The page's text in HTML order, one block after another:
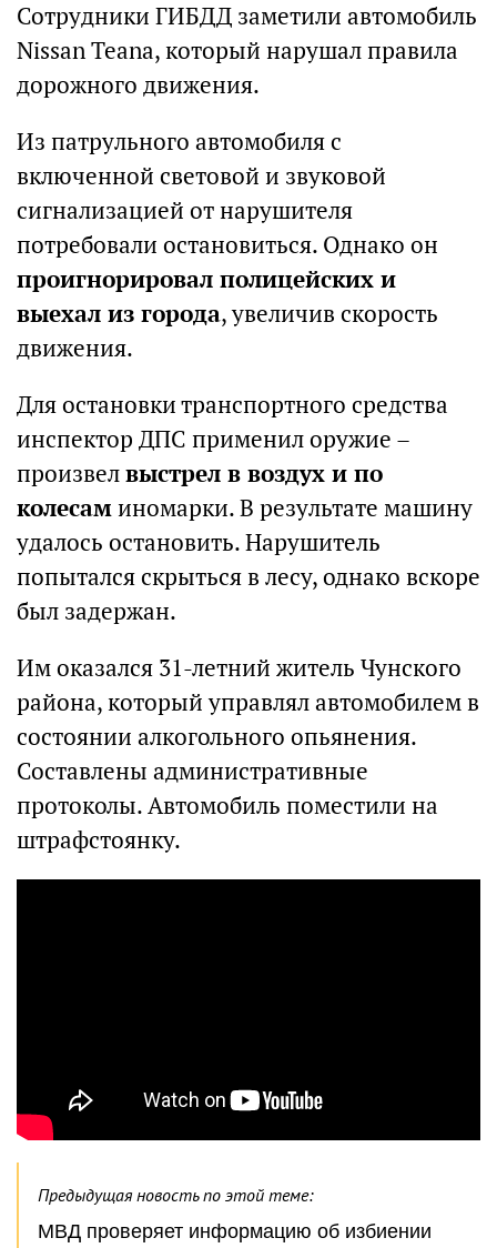
Сотрудники ГИБДД заметили автомобиль
Nissan Teana, который нарушал правила
дорожного движения.
Из патрульного автомобиля с
включенной световой и звуковой
сигнализацией от нарушителя
потребовали остановиться. Однако он
проигнорировал полицейских и
выехал из города, увеличив скорость
движения.
Для остановки транспортного средства
инспектор ДПС применил оружие –
произвелвыстрел в воздух и по
колесаминомарки. В результате машину
удалось остановить. Нарушитель
попытался скрыться в лесу, однако вскоре
был задержан.
Им оказался 31-летний житель Чунского
района, который управлял автомобилем в
состоянии алкогольного опьянения.
Составлены административные
протоколы. Автомобиль поместили на
штрафстоянку.
Предыдущая новость по этой теме:
МВД проверяет информацию об избиении